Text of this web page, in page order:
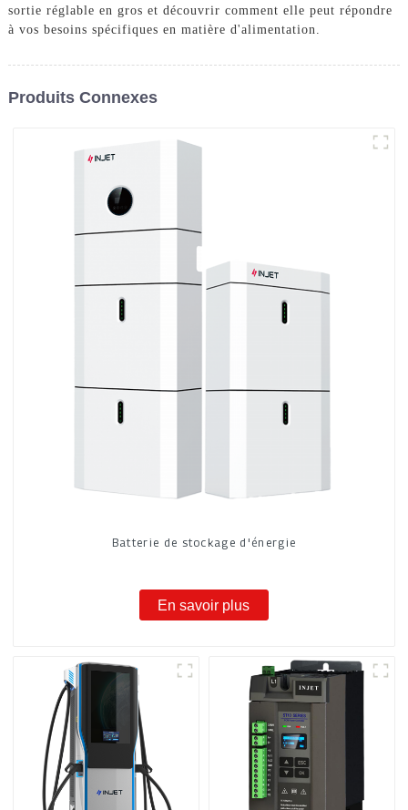
sortie réglable en gros et découvrir comment elle peut répondre
à vos besoins spécifiques en matière d'alimentation.
Produits Connexes
Batterie de stockage d'énergie
En savoir plus